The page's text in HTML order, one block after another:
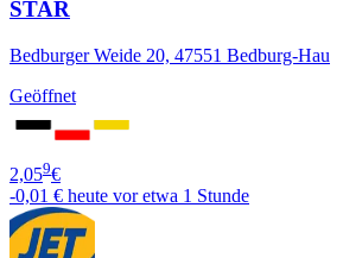
STAR
Bedburger Weide 20, 47551 Bedburg-Hau
Geöffnet
2,059€
-0,01 € heute vor etwa 1 Stunde